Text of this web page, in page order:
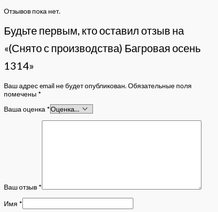
Отзывов пока нет.
Будьте первым, кто оставил отзыв на
«(Снято с производства) Багровая осень
1314»
Ваш адрес email не будет опубликован.Обязательные поля
помечены *
Ваша оценка *
Ваш отзыв *
Имя *